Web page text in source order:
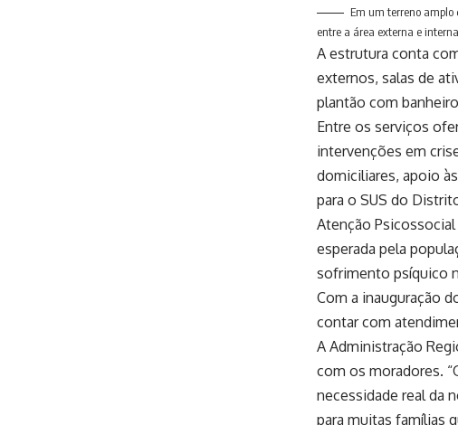
Em um terreno amplo
entre a área externa e
A estrutura conta
externos, salas de
plantão com
Entre os serviços
intervenções em
domiciliares, apoio
para o SUS do
Atenção
esperada pela
sofrimento psíquico
Com a inauguração
contar com
A Administração
com os moradores.
necessidade real da
para muitas famílias